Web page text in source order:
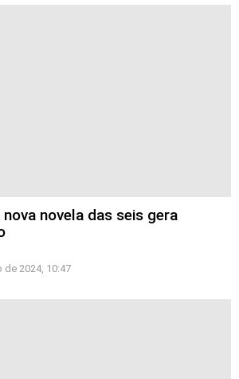
novela das seis gera
de 2024, 10:47